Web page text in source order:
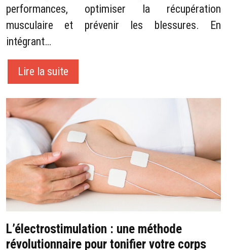
performances, optimiser la récupération
musculaire et prévenir les blessures. En
intégrant…
Lire la suite
L’électrostimulation : une méthode
révolutionnaire pour tonifier votre corps